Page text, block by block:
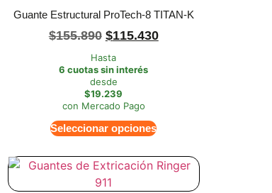
Guante Estructural ProTech-8 TITAN-K
$155.890 $115.430
Hasta
6 cuotas sin interés
desde
$19.239
con Mercado Pago
Seleccionar opciones